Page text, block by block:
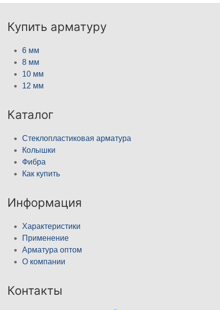
Купить арматуру
6 мм
8 мм
10 мм
12 мм
Каталог
Стеклопластиковая арматура
Колышки
Фибра
Как купить
Информация
Характеристики
Применение
Арматура оптом
О компании
Контакты